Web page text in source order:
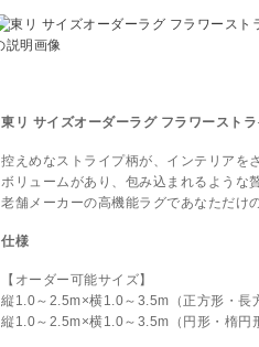
東リ サイズオーダーラグ フラワースト
控えめなストライプ柄が、インテリアを
ボリュームがあり、包み込まれるような
老舗メーカーの高機能ラグであなただけ
仕様
【オーダー可能サイズ】
縦1.0～2.5m×横1.0～3.5m（正方形・長
縦1.0～2.5m×横1.0～3.5m（円形・楕円